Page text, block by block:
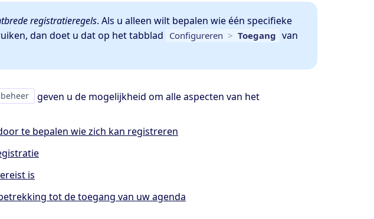
registratieregels. Als u alleen wilt bepalen wie één specifieke
dan doet u dat op het tabblad
Configureren > Toegang van
geven u de mogelijkheid om alle aspecten van het
te bepalen wie zich kan registreren
is
tot de toegang van uw agenda